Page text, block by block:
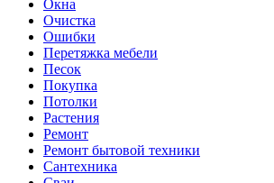
Окна
Очистка
Ошибки
Перетяжка мебели
Песок
Покупка
Потолки
Растения
Ремонт
Ремонт бытовой техники
Сантехника